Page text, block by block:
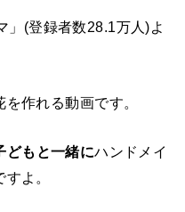
」(登録者数28.1万人)よ
作れる動画です。
どもと一緒にハンドメイ
よ。